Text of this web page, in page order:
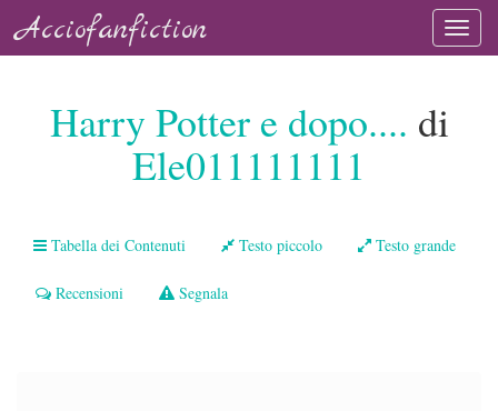
Acciofanfiction
Harry Potter e dopo.... di
Ele011111111
Tabella dei Contenuti Testo piccolo Testo grande
Recensioni Segnala